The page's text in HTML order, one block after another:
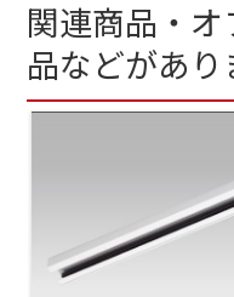
関連商品・
品などがあり